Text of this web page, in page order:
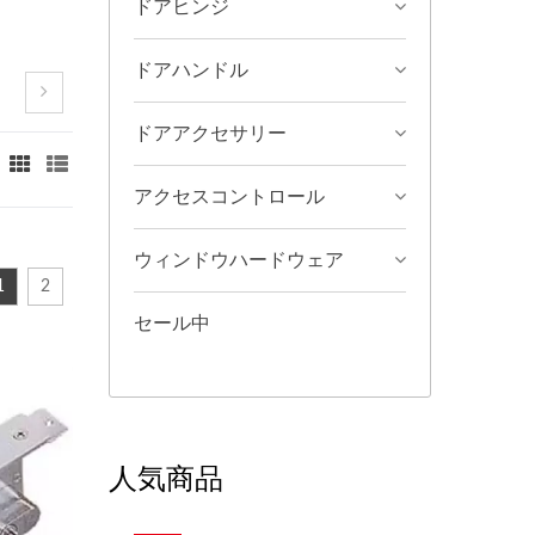
2
ドアヒンジ
ドアハンドル
ドアアクセサリー
アクセスコントロール
ウィンドウハードウェア
セール中
人気商品